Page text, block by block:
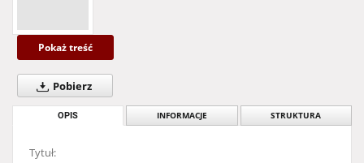
Pokaż treść
Pobierz
OPIS INFORMACJE STRUKTURA
Tytuł: